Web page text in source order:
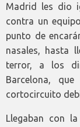
Madrid les dio
contra un
punto de
nasales, hasta
terror, a los
Barcelona,
cortocircuito
Llegaban con